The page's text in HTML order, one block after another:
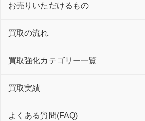
お売りいただけるもの
買取の流れ
買取強化カテゴリー一覧
買取実績
よくある質問(FAQ)